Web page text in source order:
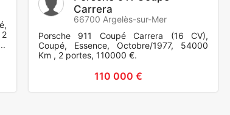
Carrera
66700 Argelès-sur-Mer
Porsche 911 Coupé Carrera (16 CV),
Coupé, Essence, Octobre/1977, 54000
Km , 2 portes, 110000 €.
110 000 €